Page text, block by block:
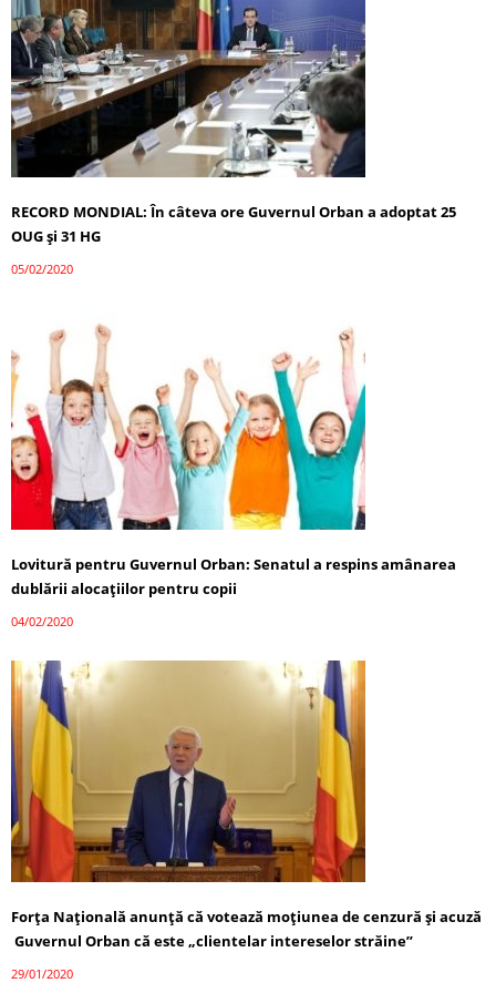
RECORD MONDIAL: În câteva ore Guvernul Orban a adoptat 25
OUG și 31 HG
05/02/2020
Lovitură pentru Guvernul Orban: Senatul a respins amânarea
dublării alocațiilor pentru copii
04/02/2020
Forţa Naţională anunţă că votează moţiunea de cenzură și acuză
Guvernul Orban că este „clientelar intereselor străine”
29/01/2020